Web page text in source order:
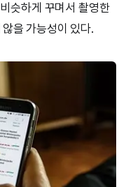
슷하게 꾸며서 촬영한
을 가능성이 있다.